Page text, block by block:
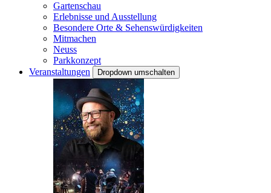
Gartenschau
Erlebnisse und Ausstellung
Besondere Orte & Sehenswürdigkeiten
Mitmachen
Neuss
Parkkonzept
Veranstaltungen
Dropdown umschalten